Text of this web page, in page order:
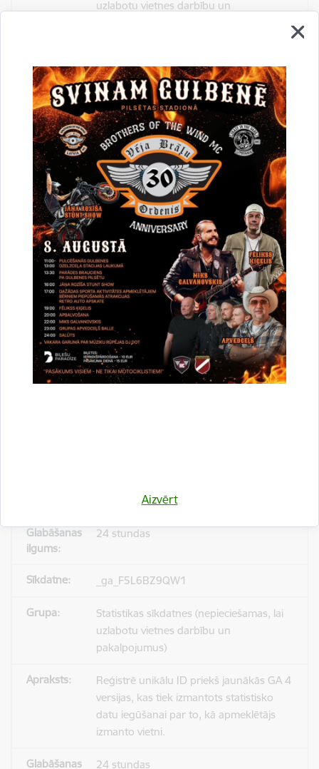
Aizvērt
uzlabotu vietnes darbību un
statistisko datu iegūšanai par to, kā
apmeklētājs izmanto vietni.
2 gadi
_gat
Statistikas sīkdatnes (nepieciešamas, lai
uzlabotu vietnes darbību un
pakalpojumus)
Izmanto Google Analytics, lai samazinātu
pieprasījuma līmeni.
1 minūte
_gid
apmeklētājs izmanto vietni.
24 stundas
_ga_F5L6BZ9QW1
Statistikas sīkdatnes (nepieciešamas, lai
uzlabotu vietnes darbību un
pakalpojumus)
Reģistrē unikālu ID priekš jaunākās GA 4
versijas, kas tiek izmantots statistisko
datu iegūšanai par to, kā apmeklētājs
izmanto vietni.
24 stundas